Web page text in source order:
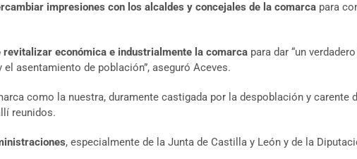
impresiones con los alcaldes y concejales de la comarca para
revitalizar económica e industrialmente la comarca para dar “un
asentamiento de población”, aseguró Aceves.
como la nuestra, duramente castigada por la despoblación y
reunidos.
, especialmente de la Junta de Castilla y León y de la